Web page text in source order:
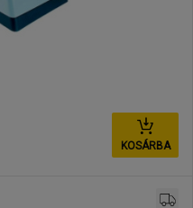
KOSÁRBA